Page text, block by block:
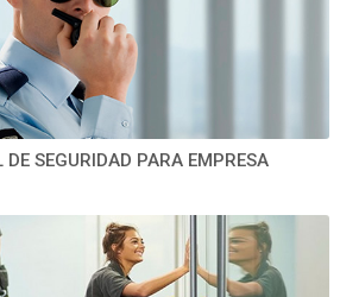
SEGURIDAD PARA EMPRESA